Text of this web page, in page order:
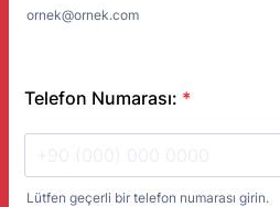
ornek@ornek.com
Telefon Numarası: *
Lütfen geçerli bir telefon numarası girin.